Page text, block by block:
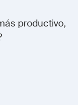
productivo,